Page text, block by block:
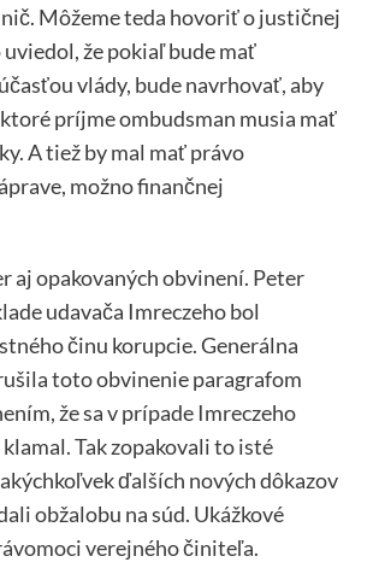
Môžeme teda hovoriť o justičnej
uviedol, že pokiaľ bude mať
vlády, bude navrhovať, aby
príjme ombudsman musia mať
A tiež by mal mať právo
možno finančnej
aj opakovaných obvinení. Peter
udavača Imreczeho bol
činu korupcie. Generálna
toto obvinenie paragrafom
že sa v prípade Imreczeho
Tak zopakovali to isté
ďalších nových dôkazov
obžalobu na súd. Ukážkové
verejného činiteľa.